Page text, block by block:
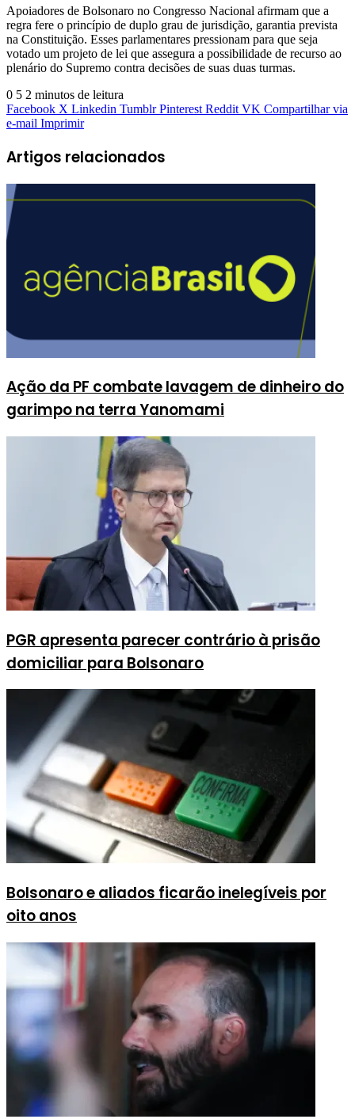
Apoiadores de Bolsonaro no Congresso Nacional afirmam que a
regra fere o princípio de duplo grau de jurisdição, garantia prevista
na Constituição. Esses parlamentares pressionam para que seja
votado um projeto de lei que assegura a possibilidade de recurso ao
plenário do Supremo contra decisões de suas duas turmas.
0 5 2 minutos de leitura
Facebook X Linkedin Tumblr Pinterest Reddit VK Compartilhar via
e-mail Imprimir
Artigos relacionados
Ação da PF combate lavagem de dinheiro do
garimpo na terra Yanomami
PGR apresenta parecer contrário à prisão
domiciliar para Bolsonaro
Bolsonaro e aliados ficarão inelegíveis por
oito anos